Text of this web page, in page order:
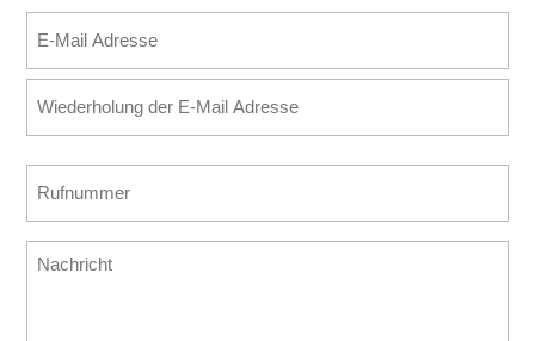
Mail
bestätigen
Nachricht